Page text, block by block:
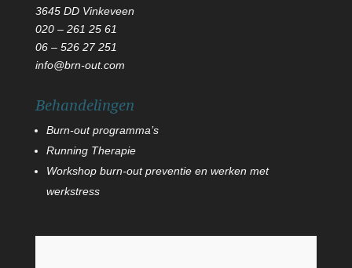
3645 DD Vinkeveen
020 – 261 25 61
06 –526 27 251
info@brn-out.com
Behandelingen
Burn-out programma’s
Running Therapie
Workshop burn-out preventie en werken met
werkstress